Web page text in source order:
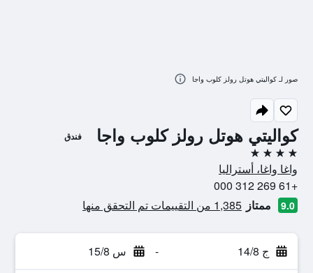
كواليتي هوتل رولز كلوب واجا فندق
4 نجوم
واغا واغا، أستراليا
+61 269 312 000
9.0 ممتاز 1,385 من التقييمات تم التحقق منها
ج 14/8 - س 15/8
صور لـ كواليتي هوتل رولز كلوب واجا